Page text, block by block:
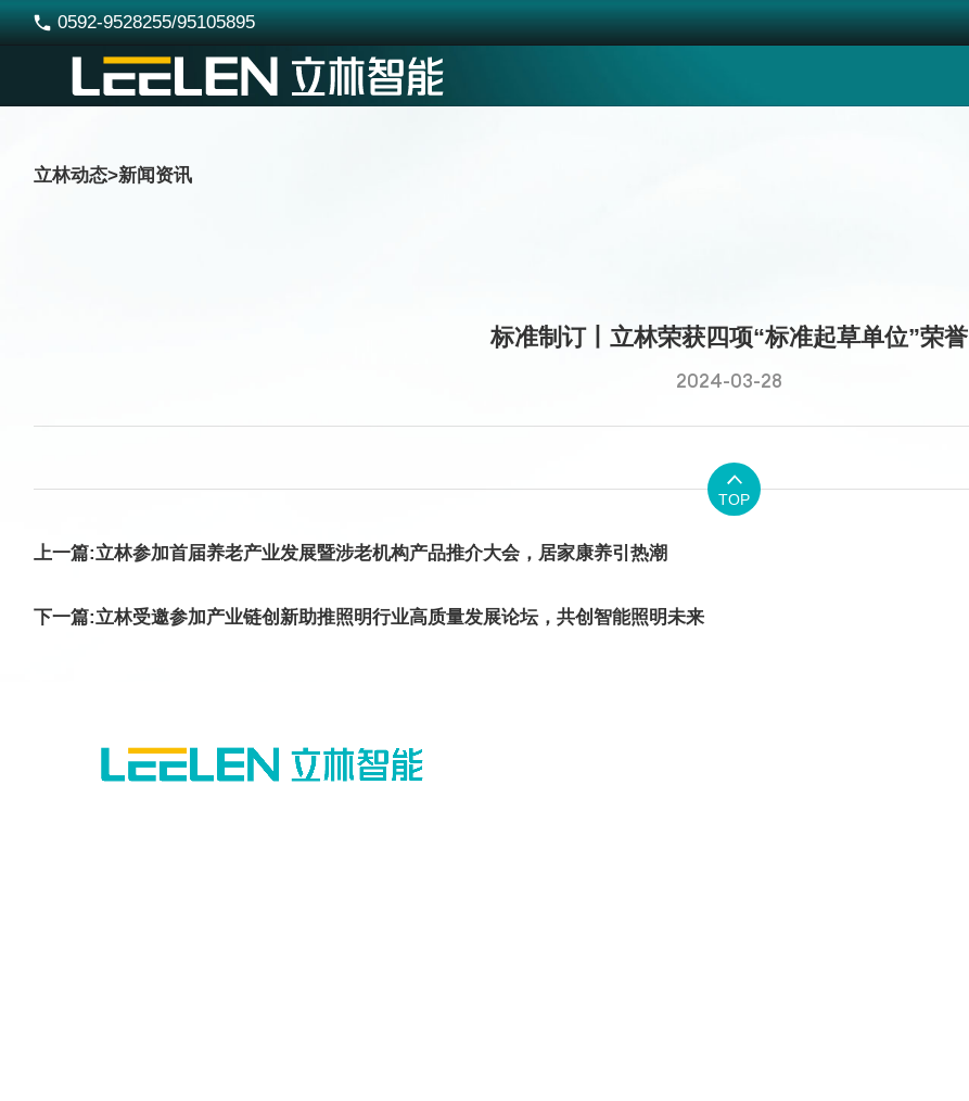
 0592-9528255/95105895
立林动态>新闻资讯
标准制订丨立林荣获四项“标准起草单位”荣誉
2024-03-28

TOP
上一篇:立林参加首届养老产业发展暨涉老机构产品推介大会，居家康养引热潮
下一篇:立林受邀参加产业链创新助推照明行业高质量发展论坛，共创智能照明未来